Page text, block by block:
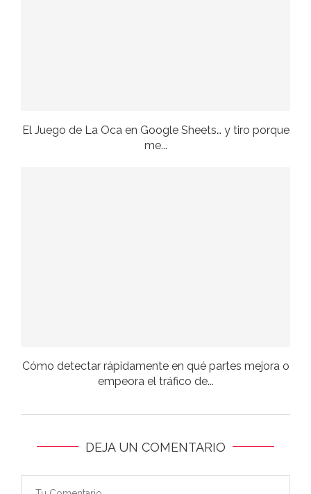
El Juego de La Oca en Google Sheets… y tiro porque
me...
Cómo detectar rápidamente en qué partes mejora o
empeora el tráfico de...
DEJA UN COMENTARIO